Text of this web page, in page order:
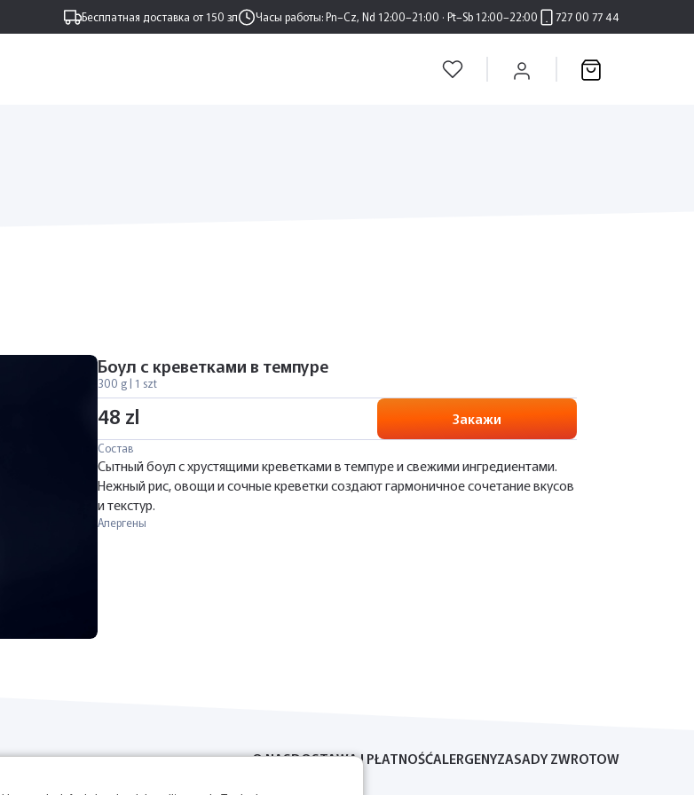
Бесплатная доставка от 150 зл Часы работы:Pn–Cz, Nd 12:00–21:00 · Pt–Sb 12:00–22:00 727 00 77 44
Боул с креветками в темпуре
300 g | 1 szt
48 zl Закажи
Состав
Сытный боул с хрустящими креветками в темпуре и свежими ингредиентами.
Нежный рис, овощи и сочные креветки создают гармоничное сочетание вкусов
и текстур.
Алергены
O NASDOSTAWA I PŁATNOŚĆALERGENYZASADY ZWROTOW